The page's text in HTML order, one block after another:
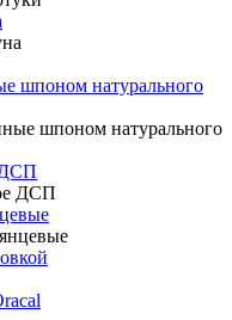
шпоном натурального
ДСП